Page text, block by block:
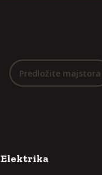
Predložite majstora
Elektrika